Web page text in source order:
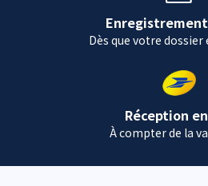
Dès que votre
Réception
À compter de la